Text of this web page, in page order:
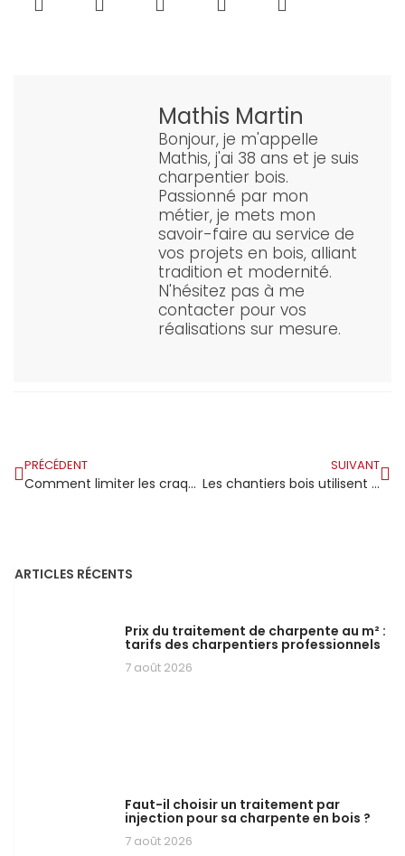
Mathis Martin
Bonjour, je m'appelle
Mathis, j'ai 38 ans et je suis
charpentier bois.
Passionné par mon
métier, je mets mon
savoir-faire au service de
vos projets en bois, alliant
tradition et modernité.
N'hésitez pas à me
contacter pour vos
réalisations sur mesure.
PRÉCÉDENT
Comment limiter les craquements dans une charpente bois ?
SUIVANT
Les chantiers bois utilisent davantage le douglas en 2026
ARTICLES RÉCENTS
Prix du traitement de charpente au m² :
tarifs des charpentiers professionnels
7 août 2026
Faut-il choisir un traitement par
injection pour sa charpente en bois ?
7 août 2026